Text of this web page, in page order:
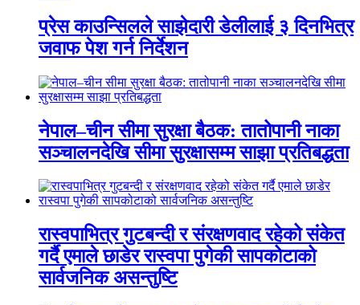
प्रेस काउन्सिलले साझेदारी डेलीलाई ३ दिनभित्र
जवाफ पेश गर्न निर्देशन
नेपाल–चीन सीमा सुरक्षा बैठक: तातोपानी नाका
सञ्चालनदेखि सीमा सुरक्षासम्म साझा प्रतिबद्धता
रास्वपाभित्र गुटबन्दी र संरक्षणवाद रहेको संकेत
गर्दै एमाले छाडेर रास्वपा पुगेकी सापकोटाको
सार्वजनिक असन्तुष्टि